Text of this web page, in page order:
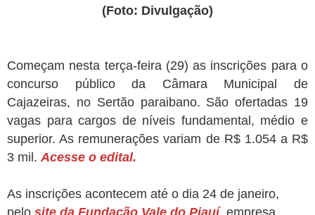
(Foto: Divulgação)
Começam nesta terça-feira (29) as inscrições para o
concurso público da Câmara Municipal de
Cajazeiras, no Sertão paraibano. São ofertadas 19
vagas para cargos de níveis fundamental, médio e
superior. As remunerações variam de R$ 1.054 a R$
3 mil.Acesse o edital.
As inscrições acontecem até o dia 24 de janeiro,
pelo site da Fundação Vale do Piauí, empresa